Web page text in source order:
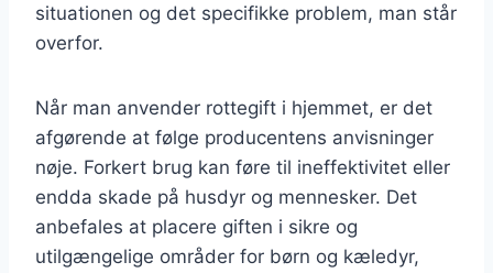
situationen og det specifikke problem, man står
overfor.
Når man anvender rottegift i hjemmet, er det
afgørende at følge producentens anvisninger
nøje. Forkert brug kan føre til ineffektivitet eller
endda skade på husdyr og mennesker. Det
anbefales at placere giften i sikre og
utilgængelige områder for børn og kæledyr,